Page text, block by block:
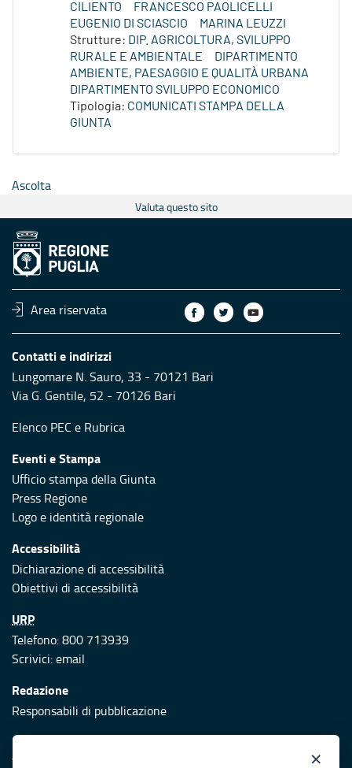
CILIENTO
FRANCESCO PAOLICELLI
EUGENIO DI SCIASCIO
MARINA LEUZZI
Strutture: DIP. AGRICOLTURA, SVILUPPO
RURALE E AMBIENTALE
DIPARTIMENTO
AMBIENTE, PAESAGGIO E QUALITÀ URBANA
DIPARTIMENTO SVILUPPO ECONOMICO
Tipologia: COMUNICATI STAMPA DELLA
GIUNTA
Ascolta
Valuta questo sito
Area riservata
Contatti e indirizzi
Lungomare N. Sauro, 33 - 70121 Bari
Via G. Gentile, 52 - 70126 Bari
Elenco PEC e Rubrica
Eventi e Stampa
Ufficio stampa della Giunta
Press Regione
Logo e identità regionale
Accessibilità
Dichiarazione di accessibilità
Obiettivi di accessibilità
URP
Telefono: 800 713939
Scrivici:email
Redazione
Responsabili di pubblicazione
Protezione civile
Vai al sito di Protezione Civile Puglia ×